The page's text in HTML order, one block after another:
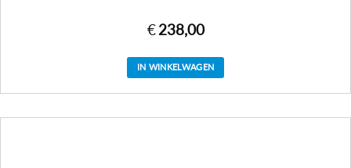
€ 238,00
IN WINKELWAGEN